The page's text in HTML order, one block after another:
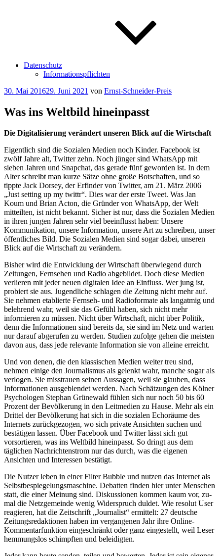
Datenschutz
Informationspflichten
Veröffentlicht
30. Mai 201629. Juni 2021 von Ernst-Schneider-Preis
Was ins Weltbild hineinpasst
Die Digitalisierung verändert unseren Blick auf die Wirtschaft
Eigentlich sind die Sozialen Medien noch Kinder. Facebook ist
zwölf Jahre alt, Twitter zehn. Noch jünger sind WhatsApp mit
sieben Jahren und Snapchat, das gerade fünf geworden ist. In dem
Alter schreibt man kurze Sätze ohne große Botschaften, und so
tippte Jack Dorsey, der Erfinder von Twitter, am 21. März 2006
„Just setting up my twittr“. Dies war der erste Tweet. Was Jan
Koum und Brian Acton, die Gründer von WhatsApp, der Welt
mitteilten, ist nicht bekannt. Sicher ist nur, dass die Sozialen Medien
in ihren jungen Jahren sehr viel beeinflusst haben: Unsere
Kommunikation, unsere Information, unsere Art zu schreiben, unser
öffentliches Bild. Die Sozialen Medien sind sogar dabei, unseren
Blick auf die Wirtschaft zu verändern.
Bisher wird die Entwicklung der Wirtschaft überwiegend durch
Zeitungen, Fernsehen und Radio abgebildet. Doch diese Medien
verlieren mit jeder neuen digitalen Idee an Einfluss. Wer jung ist,
probiert sie aus. Jugendliche schlagen die Zeitung nicht mehr auf.
Sie nehmen etablierte Fernseh- und Radioformate als langatmig und
belehrend wahr, weil sie das Gefühl haben, sich nicht mehr
informieren zu müssen. Nicht über Wirtschaft, nicht über Politik,
denn die Informationen sind bereits da, sie sind im Netz und warten
nur darauf abgerufen zu werden. Studien zufolge gehen die meisten
davon aus, dass jede relevante Information sie von alleine erreicht.
Und von denen, die den klassischen Medien weiter treu sind,
nehmen einige den Journalismus als gelenkt wahr, manche sogar als
verlogen. Sie misstrauen seinen Aussagen, weil sie glauben, dass
Informationen ausgeblendet werden. Nach Schätzungen des Kölner
Psychologen Stephan Grünewald fühlen sich nur noch 50 bis 60
Prozent der Bevölkerung in den Leitmedien zu Hause. Mehr als ein
Drittel der Bevölkerung hat sich in die sozialen Echoräume des
Internets zurückgezogen, wo sich private Ansichten suchen und
bestätigen lassen. Über Facebook und Twitter lässt sich gut
vorsortieren, was ins Weltbild hineinpasst. So dringt aus dem
täglichen Nachrichtenstrom nur das durch, was die eigenen
Ansichten und Interessen bestätigt.
Die Nutzer leben in einer Filter Bubble und nutzen das Internet als
Selbstbespiegelungsmaschine. De­bat­ten finden hier unter Menschen
statt, die einer Meinung sind. Diskussionen kommen kaum vor, zu­
mal die Netzgemeinde wenig Widerspruch duldet. Wie resolut User
reagieren, hat die Zeitschrift „Jour­nalist“ ermittelt: 27 deutsche
Zeitungsredaktionen haben im vergangenen Jahr ihre Online-
Kommentar­funktion eingeschränkt oder ganz eingestellt, weil Leser
hemmungslos schimpften und beleidigten.